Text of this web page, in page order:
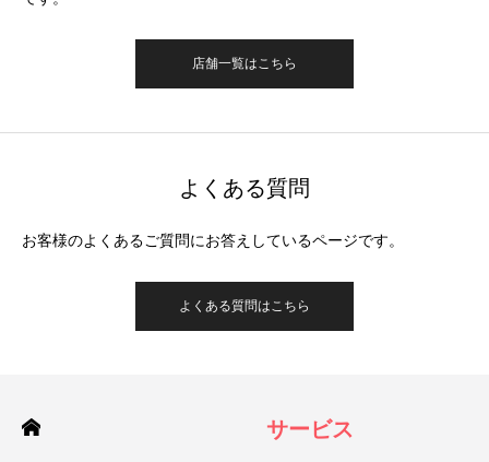
店舗一覧はこちら
よくある質問
お客様のよくあるご質問にお答えしているページです。
よくある質問はこちら
サービス